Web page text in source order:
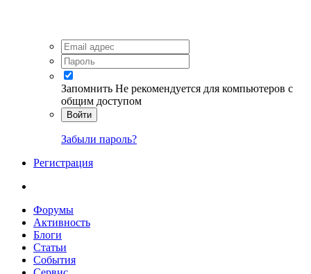
Запомнить Не рекомендуется для компьютеров с
общим доступом
Войти
Забыли пароль?
Регистрация
Форумы
Активность
Блоги
Статьи
События